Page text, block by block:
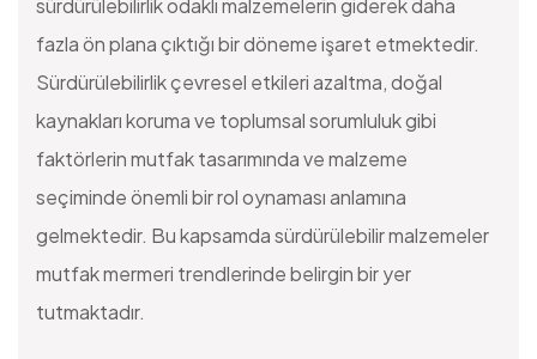
fazla ön plana çıktığı bir döneme işaret etmektedir.
Sürdürülebilirlik çevresel etkileri azaltma, doğal
kaynakları koruma ve toplumsal sorumluluk gibi
faktörlerin mutfak tasarımında ve malzeme
seçiminde önemli bir rol oynaması anlamına
gelmektedir. Bu kapsamda sürdürülebilir malzemeler
mutfak mermeri trendlerinde belirgin bir yer
tutmaktadır.